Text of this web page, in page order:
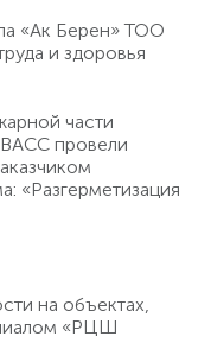
«Ак Берен» ТОО
и здоровья
части
провели
«Разгерметизация
на объектах,
«РЦШ